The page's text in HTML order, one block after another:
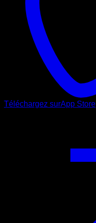
Téléchargez surApp Store